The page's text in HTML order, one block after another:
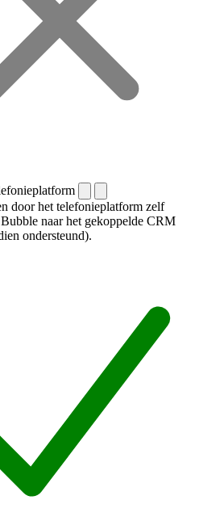
door het telefonieplatform zelf
naar het gekoppelde CRM
ondersteund).